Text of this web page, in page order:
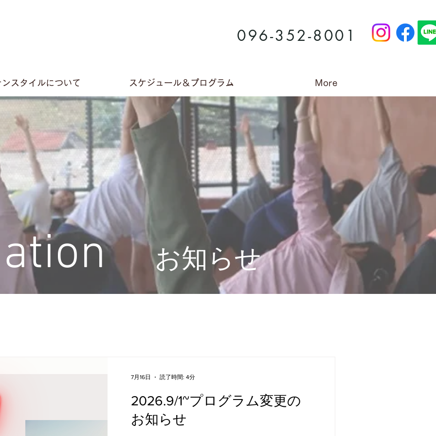
096-352-8001
ンスタイルについて スケジュール＆プログラム More
お知らせ
2026.9/1~プログラム変更の
お知らせ
7月16日 読了時間: 4分